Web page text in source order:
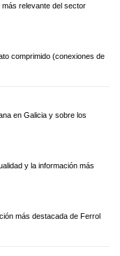
relevante del sector
comprimido (conexiones de
en Galicia y sobre los
y la información más
más destacada de Ferrol